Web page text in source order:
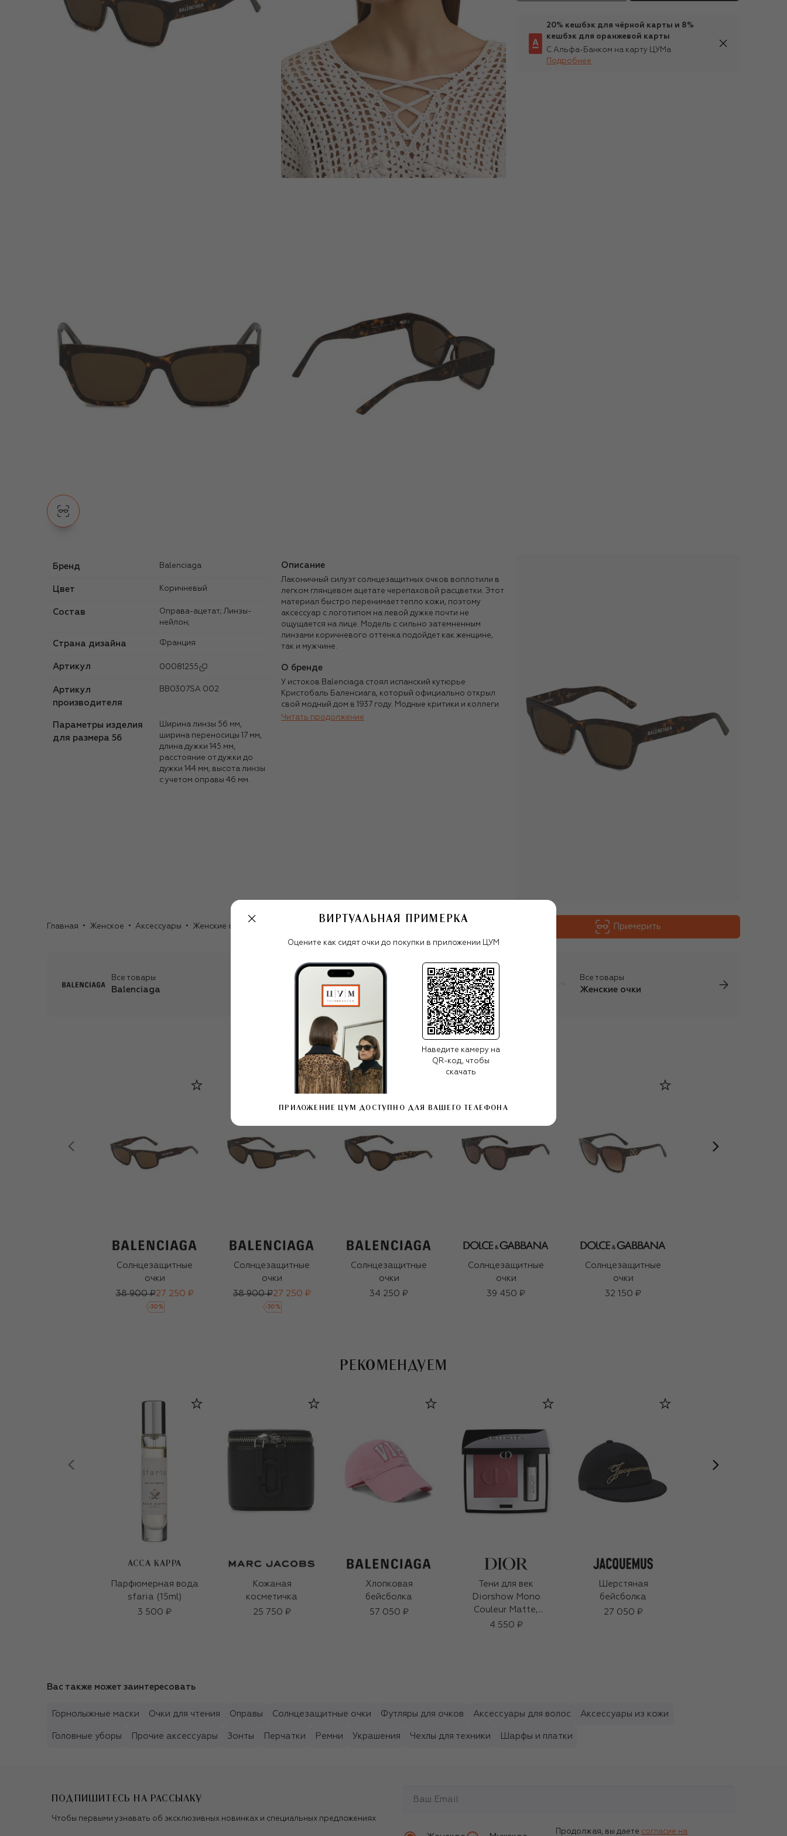
20% кешбэк для чёрной карты и 8%
кешбэк для оранжевой карты
С Альфа-Банком на карту ЦУМа
Подробнее
Бренд Balenciaga
Цвет Коричневый
Состав
Оправа-ацетат; Линзы-
нейлон;
Страна дизайна Франция
Артикул 00081255
Артикул
производителя
BB0307SA 002
Параметры изделия
для размера 56
Ширина линзы 56 мм,
ширина переносицы 17 мм,
длина дужки 145 мм,
расстояние от дужки до
дужки 144 мм, высота линзы
с учетом оправы 46 мм.
Описание
Лаконичный силуэт солнцезащитных очков воплотили в
легком глянцевом ацетате черепаховой расцветки. Этот
материал быстро перенимает тепло кожи, поэтому
аксессуар с логотипом на левой дужке почти не
ощущается на лице. Модель с сильно затемненным
линзами коричневого оттенка подойдет как женщине,
так и мужчине.
О бренде
У истоков Balenciaga стоял испанский кутюрье
Кристобаль Баленсиага, который официально открыл
свой модный дом в 1937 году. Модные критики и коллеги
называли его «королем кутюра» за новаторский подход
занял Пьерпаоло Пичолли.
В то время как наиболее остро влияние Кристобаля
Баленсиаги ощущается в кутюрных коллекциях, линия
базовую одежду: футболки, джинсы, худи
экспериментального оверсайз-кроя, монументальные
пиджаки и пальто, безразмерные куртки и платья с
принтами. Дополняют линию одежды футуристические
аксессуары, массивная обувь и it-сумки Motorcycle,
Cagole, Hourglass и Rodeo.
Читать продолжение
Главная Женское Аксессуары Женские очки Примерить
Все товары
Balenciaga
Все женские очки
Balenciaga
Все товары
Женские очки
ПОХОЖИЕ МОДЕЛИ
Солнцезащитные
очки
38 900 ₽27 250 ₽
-30 %
Солнцезащитные
очки
38 900 ₽27 250 ₽
-30 %
Солнцезащитные
очки
34 250 ₽
Солнцезащитные
очки
39 450 ₽
Солнцезащитные
очки
32 150 ₽
РЕКОМЕНДУЕМ
ACCA KAPPA
Парфюмерная вода
sfaria (15ml)
3 500 ₽
Кожаная
косметичка
25 750 ₽
Хлопковая
бейсболка
57 050 ₽
Тени для век
Diorshow Mono
Couleur Matte,
оттенок 884
4 550 ₽
Шерстяная
бейсболка
27 050 ₽
Вас также может заинтересовать
Горнолыжные маски Очки для чтения Оправы Солнцезащитные очки Футляры для очков Аксессуары для волос Аксессуары из кожи
Головные уборы Прочие аксессуары Зонты Перчатки Ремни Украшения Чехлы для техники Шарфы и платки
ПОДПИШИТЕСЬ НА РАССЫЛКУ
Чтобы первыми узнавать об эксклюзивных новинках и специальных предложениях
Продолжая, вы даете согласие на
ВИРТУАЛЬНАЯ ПРИМЕРКА
Оцените как сидят очки до покупки в приложении ЦУМ
Наведите камеру на
QR-код, чтобы
скачать
ПРИЛОЖЕНИЕ ЦУМ ДОСТУПНО ДЛЯ ВАШЕГО ТЕЛЕФОНА